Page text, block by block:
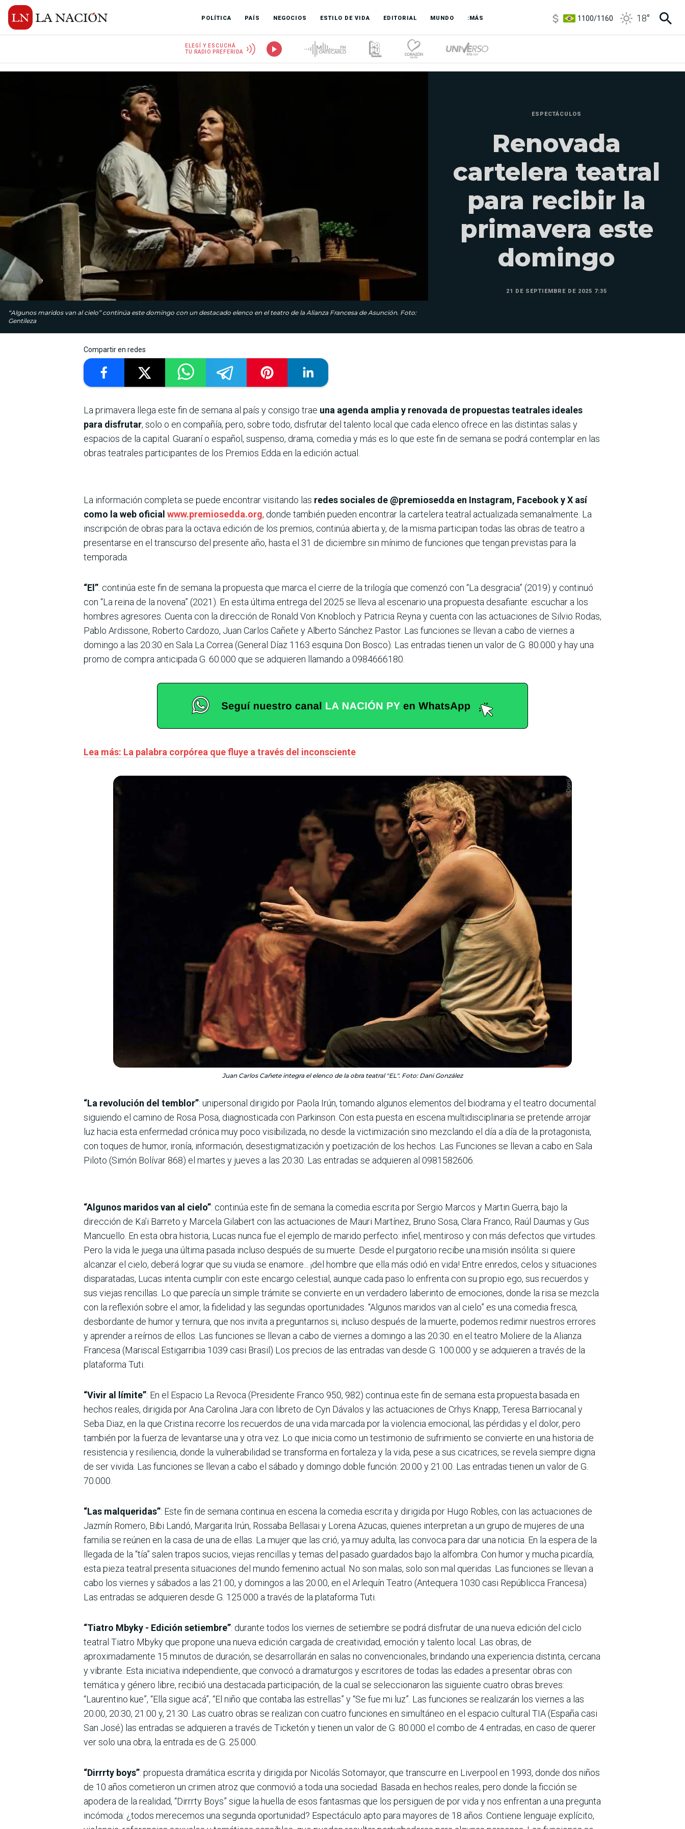
POLÍTICA PAÍS NEGOCIOS ESTILO DE VIDA EDITORIAL MUNDO :MÁS
3,8/4
18°
ELEGÍ Y ESCUCHÁ
TU RADIO PREFERIDA
“Algunos maridos van al cielo” continúa este domingo con un destacado elenco en el teatro de la Alianza Francesa de Asunción. Foto:
Gentileza
ESPECTÁCULOS
Renovada
cartelera teatral
para recibir la
primavera este
domingo
21 DE SEPTIEMBRE DE 2025 7:35
Compartir en redes
La primavera llega este fin de semana al país y consigo trae una agenda amplia y renovada de propuestas teatrales ideales
para disfrutar, solo o en compañía, pero, sobre todo, disfrutar del talento local que cada elenco ofrece en las distintas salas y
espacios de la capital. Guaraní o español, suspenso, drama, comedia y más es lo que este fin de semana se podrá contemplar en las
obras teatrales participantes de los Premios Edda en la edición actual.
La información completa se puede encontrar visitando las redes sociales de @premiosedda en Instagram, Facebook y X así
como la web oficial www.premiosedda.org, donde también pueden encontrar la cartelera teatral actualizada semanalmente. La
inscripción de obras para la octava edición de los premios, continúa abierta y, de la misma participan todas las obras de teatro a
presentarse en el transcurso del presente año, hasta el 31 de diciembre sin mínimo de funciones que tengan previstas para la
temporada.
“El”: continúa este fin de semana la propuesta que marca el cierre de la trilogía que comenzó con “La desgracia” (2019) y continuó
con “La reina de la novena” (2021). En esta última entrega del 2025 se lleva al escenario una propuesta desafiante: escuchar a los
hombres agresores. Cuenta con la dirección de Ronald Von Knobloch y Patricia Reyna y cuenta con las actuaciones de Silvio Rodas,
Pablo Ardissone, Roberto Cardozo, Juan Carlos Cañete y Alberto Sánchez Pastor. Las funciones se llevan a cabo de viernes a
domingo a las 20:30 en Sala La Correa (General Díaz 1163 esquina Don Bosco). Las entradas tienen un valor de G. 80.000 y hay una
promo de compra anticipada G. 60.000 que se adquieren llamando a 0984666180.
Lea más: La palabra corpórea que fluye a través del inconsciente
Juan Carlos Cañete integra el elenco de la obra teatral "EL". Foto: Dani González
“La revolución del temblor”: unipersonal dirigido por Paola Irún, tomando algunos elementos del biodrama y el teatro documental
siguiendo el camino de Rosa Posa, diagnosticada con Parkinson. Con esta puesta en escena multidisciplinaria se pretende arrojar
luz hacia esta enfermedad crónica muy poco visibilizada, no desde la victimización sino mezclando el día a día de la protagonista,
con toques de humor, ironía, información, desestigmatización y poetización de los hechos. Las Funciones se llevan a cabo en Sala
Piloto (Simón Bolívar 868) el martes y jueves a las 20:30. Las entradas se adquieren al 0981582606.
“Algunos maridos van al cielo”: continúa este fin de semana la comedia escrita por Sergio Marcos y Martin Guerra, bajo la
dirección de Ka’i Barreto y Marcela Gilabert con las actuaciones de Mauri Martínez, Bruno Sosa, Clara Franco, Raúl Daumas y Gus
Mancuello. En esta obra historia, Lucas nunca fue el ejemplo de marido perfecto: infiel, mentiroso y con más defectos que virtudes.
Pero la vida le juega una última pasada incluso después de su muerte. Desde el purgatorio recibe una misión insólita: si quiere
alcanzar el cielo, deberá lograr que su viuda se enamore... ¡del hombre que ella más odió en vida! Entre enredos, celos y situaciones
disparatadas, Lucas intenta cumplir con este encargo celestial, aunque cada paso lo enfrenta con su propio ego, sus recuerdos y
sus viejas rencillas. Lo que parecía un simple trámite se convierte en un verdadero laberinto de emociones, donde la risa se mezcla
con la reflexión sobre el amor, la fidelidad y las segundas oportunidades. “Algunos maridos van al cielo” es una comedia fresca,
desbordante de humor y ternura, que nos invita a preguntarnos si, incluso después de la muerte, podemos redimir nuestros errores
y aprender a reírnos de ellos. Las funciones se llevan a cabo de viernes a domingo a las 20:30. en el teatro Moliere de la Alianza
Francesa (Mariscal Estigarribia 1039 casi Brasil) Los precios de las entradas van desde G. 100.000 y se adquieren a través de la
plataforma Tuti.
“Vivir al límite”: En el Espacio La Revoca (Presidente Franco 950, 982) continua este fin de semana esta propuesta basada en
hechos reales, dirigida por Ana Carolina Jara con libreto de Cyn Dávalos y las actuaciones de Crhys Knapp, Teresa Barriocanal y
Seba Diaz, en la que Cristina recorre los recuerdos de una vida marcada por la violencia emocional, las pérdidas y el dolor, pero
también por la fuerza de levantarse una y otra vez. Lo que inicia como un testimonio de sufrimiento se convierte en una historia de
resistencia y resiliencia, donde la vulnerabilidad se transforma en fortaleza y la vida, pese a sus cicatrices, se revela siempre digna
de ser vivida. Las funciones se llevan a cabo el sábado y domingo doble función: 20:00 y 21:00. Las entradas tienen un valor de G.
70.000.
“Las malqueridas”: Este fin de semana continua en escena la comedia escrita y dirigida por Hugo Robles, con las actuaciones de
Jazmín Romero, Bibi Landó, Margarita Irún, Rossaba Bellasai y Lorena Azucas, quienes interpretan a un grupo de mujeres de una
familia se reúnen en la casa de una de ellas. La mujer que las crió, ya muy adulta, las convoca para dar una noticia. En la espera de la
llegada de la “tía” salen trapos sucios, viejas rencillas y temas del pasado guardados bajo la alfombra. Con humor y mucha picardía,
esta pieza teatral presenta situaciones del mundo femenino actual. No son malas, solo son mal queridas. Las funciones se llevan a
cabo los viernes y sábados a las 21:00, y domingos a las 20:00, en el Arlequín Teatro (Antequera 1030 casi Repúblicca Francesa)
Las entradas se adquieren desde G. 125.000 a través de la plataforma Tuti.
“Tiatro Mbyky - Edición setiembre”: durante todos los viernes de setiembre se podrá disfrutar de una nueva edición del ciclo
teatral Tiatro Mbyky que propone una nueva edición cargada de creatividad, emoción y talento local. Las obras, de
aproximadamente 15 minutos de duración, se desarrollarán en salas no convencionales, brindando una experiencia distinta, cercana
y vibrante. Esta iniciativa independiente, que convocó a dramaturgos y escritores de todas las edades a presentar obras con
temática y género libre, recibió una destacada participación, de la cual se seleccionaron las siguiente cuatro obras breves:
“Laurentino kue”, “Ella sigue acá”, “El niño que contaba las estrellas” y “Se fue mi luz”. Las funciones se realizarán los viernes a las
20:00, 20:30, 21:00 y, 21:30. Las cuatro obras se realizan con cuatro funciones en simultáneo en el espacio cultural TIA (España casi
San José) las entradas se adquieren a través de Ticketón y tienen un valor de G. 80.000 el combo de 4 entradas, en caso de querer
ver solo una obra, la entrada es de G. 25.000.
“Dirrrty boys”: propuesta dramática escrita y dirigida por Nicolás Sotomayor, que transcurre en Liverpool en 1993, donde dos niños
de 10 años cometieron un crimen atroz que conmovió a toda una sociedad. Basada en hechos reales, pero donde la ficción se
apodera de la realidad, “Dirrrty Boys” sigue la huella de esos fantasmas que los persiguen de por vida y nos enfrentan a una pregunta
incómoda: ¿todos merecemos una segunda oportunidad? Espectáculo apto para mayores de 18 años. Contiene lenguaje explícito,